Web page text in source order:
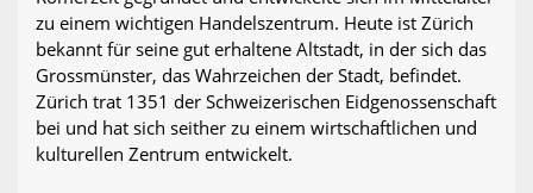
zu einem wichtigen Handelszentrum. Heute ist Zürich
bekannt für seine gut erhaltene Altstadt, in der sich das
Grossmünster, das Wahrzeichen der Stadt, befindet.
Zürich trat 1351 der Schweizerischen Eidgenossenschaft
bei und hat sich seither zu einem wirtschaftlichen und
kulturellen Zentrum entwickelt.